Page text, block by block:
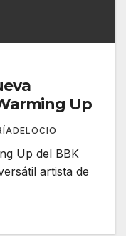
Up
Up del BBK
artista de